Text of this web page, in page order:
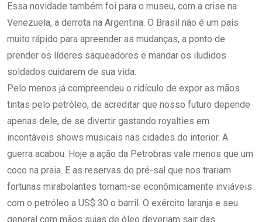
Essa novidade também foi para o museu, com a crise na
Venezuela, a derrota na Argentina. O Brasil não é um país
muito rápido para apreender as mudanças, a ponto de
prender os líderes saqueadores e mandar os iludidos
soldados cuidarem de sua vida.
Pelo menos já compreendeu o ridículo de expor as mãos
tintas pelo petróleo, de acreditar que nosso futuro depende
apenas dele, de se divertir gastando royalties em
incontáveis shows musicais nas cidades do interior. A
guerra acabou. Hoje a ação da Petrobras vale menos que um
coco na praia. E as reservas do pré-sal que nos trariam
fortunas mirabolantes tornam-se econômicamente inviáveis
com o petróleo a US$ 30 o barril. O exército laranja e seu
general com mãos sujas de óleo deveriam sair das